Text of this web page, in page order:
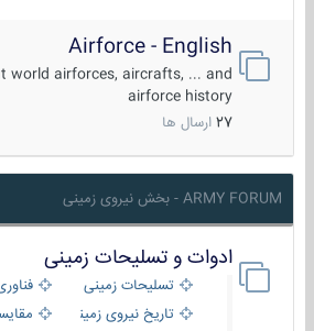
Airforce - English
world airforces, aircrafts, ... and
airforce history
27 ارسال ها
ARMY FORUM - بخش نیروی زمینی
ادوات و تسلیحات زمینی
تسلیحات زمینی
فناوری
تاریخ نیروی زمینی
مقایسه